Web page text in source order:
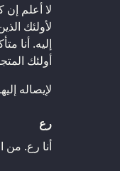
لا أعلم
لأولئك
إليه. أنا
أولئك
لإيصاله
رع
أنا رع. من